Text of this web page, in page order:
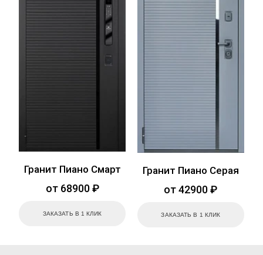
Гранит Пиано Смарт
от 68900 ₽
ЗАКАЗАТЬ В 1 КЛИК
Гранит Пиано Серая
от 42900 ₽
ЗАКАЗАТЬ В 1 КЛИК